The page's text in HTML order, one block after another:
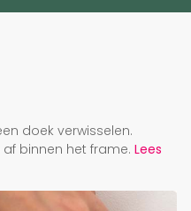
doek verwisselen.
binnen het frame. Lees